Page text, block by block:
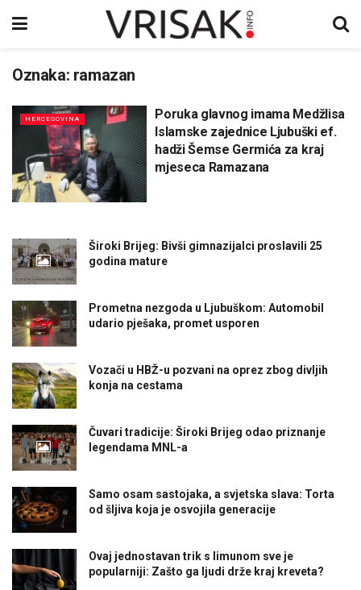
Oznaka: ramazan
HERCEGOVINA
Poruka glavnog imama Medžlisa
Islamske zajednice Ljubuški ef.
hadži Šemse Germića za kraj
mjeseca Ramazana
Široki Brijeg: Bivši gimnazijalci proslavili 25
godina mature
Prometna nezgoda u Ljubuškom: Automobil
udario pješaka, promet usporen
Vozači u HBŽ-u pozvani na oprez zbog divljih
konja na cestama
Čuvari tradicije: Široki Brijeg odao priznanje
legendama MNL-a
Samo osam sastojaka, a svjetska slava: Torta
od šljiva koja je osvojila generacije
Ovaj jednostavan trik s limunom sve je
popularniji: Zašto ga ljudi drže kraj kreveta?